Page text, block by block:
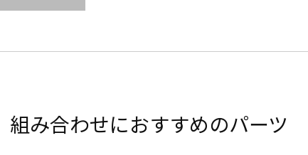
組み合わせにおすすめのパーツ